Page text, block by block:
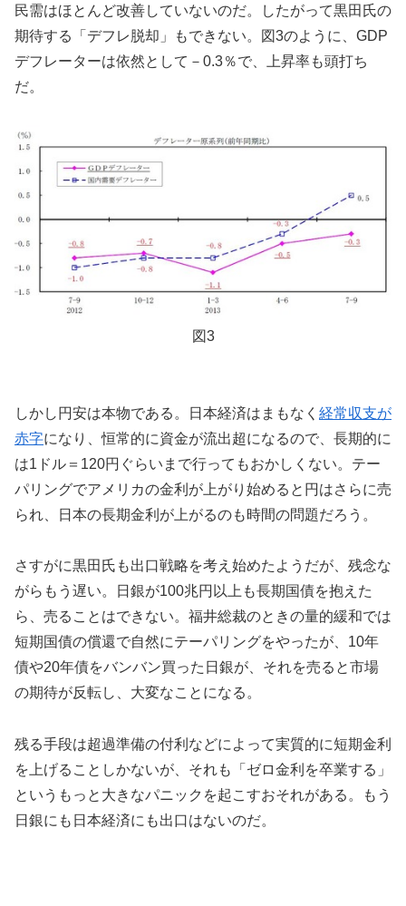
民需はほとんど改善していないのだ。したがって黒田氏の
期待する「デフレ脱却」もできない。図3のように、GDP
デフレーターは依然として－0.3％で、上昇率も頭打ち
だ。
図3
しかし円安は本物である。日本経済はまもなく 経常収支が
赤字になり、恒常的に資金が流出超になるので、長期的に
は1ドル＝120円ぐらいまで行ってもおかしくない。テー
パリングでアメリカの金利が上がり始めると円はさらに売
られ、日本の長期金利が上がるのも時間の問題だろう。
さすがに黒田氏も出口戦略を考え始めたようだが、残念な
がらもう遅い。日銀が100兆円以上も長期国債を抱えた
ら、売ることはできない。福井総裁のときの量的緩和では
短期国債の償還で自然にテーパリングをやったが、10年
債や20年債をバンバン買った日銀が、それを売ると市場
の期待が反転し、大変なことになる。
残る手段は超過準備の付利などによって実質的に短期金利
を上げることしかないが、それも「ゼロ金利を卒業する」
というもっと大きなパニックを起こすおそれがある。もう
日銀にも日本経済にも出口はないのだ。